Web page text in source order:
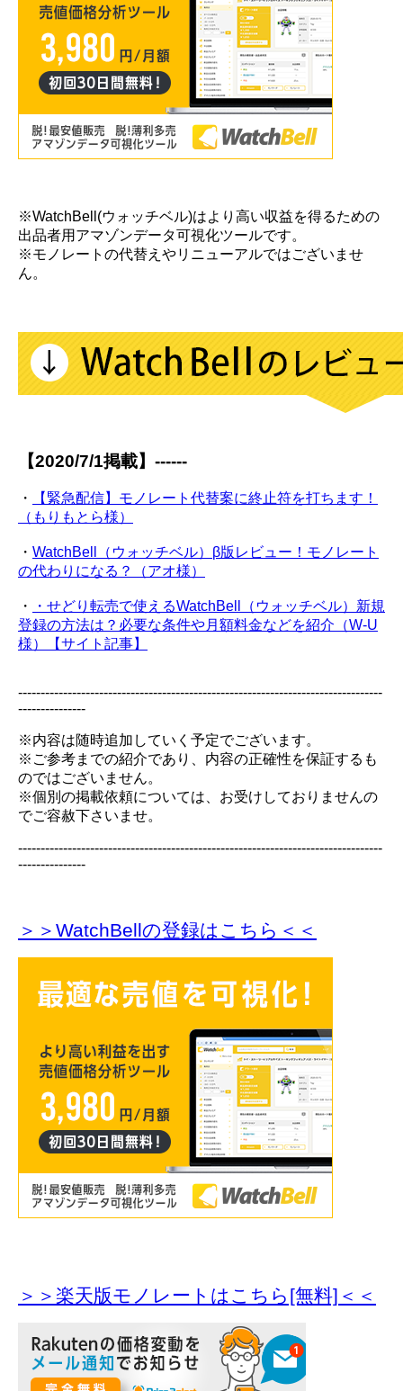
※WatchBell(ウォッチベル)はより高い収益を得るための
出品者用アマゾンデータ可視化ツールです。
※モノレートの代替えやリニューアルではございませ
ん。
【2020/7/1掲載】------
・
【緊急配信】モノレート代替案に終止符を打ちます！
（もりもとら様）
・ WatchBell（ウォッチベル）β版レビュー！モノレート
の代わりになる？（アオ様）
・
・せどり転売で使えるWatchBell（ウォッチベル）新規
登録の方法は？必要な条件や月額料金などを紹介（W-U
様）【サイト記事】
---------------------------------------------------------------------------------
---------------
※内容は随時追加していく予定でございます。
※ご参考までの紹介であり、内容の正確性を保証するも
のではございません。
※個別の掲載依頼については、お受けしておりませんの
でご容赦下さいませ。
---------------------------------------------------------------------------------
---------------
＞＞WatchBellの登録はこちら＜＜
＞＞楽天版モノレートはこちら[無料]＜＜